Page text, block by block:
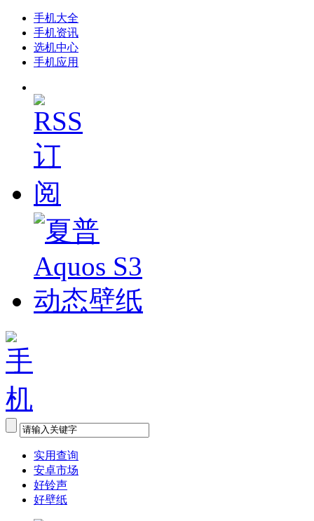
手机大全
手机资讯
选机中心
手机应用
实用查询
安卓市场
好铃声
好壁纸